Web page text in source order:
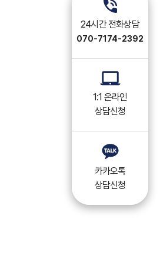
24시간 전화상담
070-7174-2392
1:1 온라인
상담신청
카카오톡
상담신청